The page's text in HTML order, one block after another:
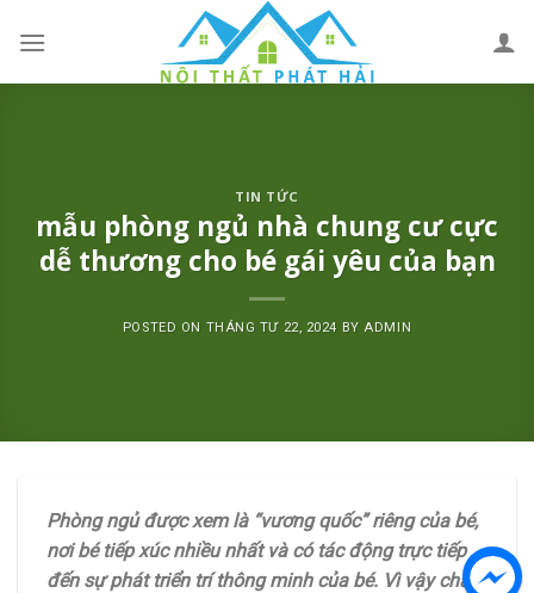
TIN TỨC
mẫu phòng ngủ nhà chung cư cực
dễ thương cho bé gái yêu của bạn
POSTED ON THÁNG TƯ 22, 2024 BYADMIN
Phòng ngủ được xem là “vương quốc” riêng của bé,
nơi bé tiếp xúc nhiều nhất và có tác động trực tiếp
đến sự phát triển trí thông minh của bé. Vì vậy cha